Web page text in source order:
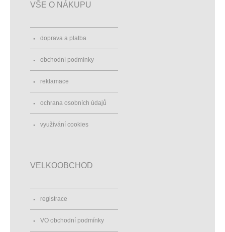
VŠE O NÁKUPU
doprava a platba
obchodní podmínky
reklamace
ochrana osobních údajů
využívání cookies
VELKOOBCHOD
registrace
VO obchodní podmínky